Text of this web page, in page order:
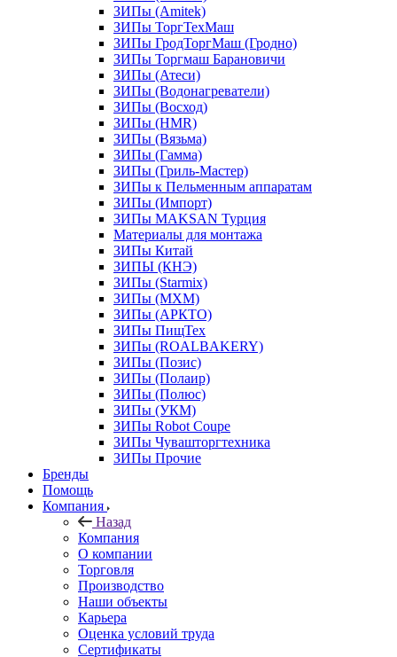
ЗИПы (Amitek)
ЗИПы ТоргТехМаш
ЗИПы ГродТоргМаш (Гродно)
ЗИПы Торгмаш Барановичи
ЗИПы (Атеси)
ЗИПы (Водонагреватели)
ЗИПы (Восход)
ЗИПы (HMR)
ЗИПы (Вязьма)
ЗИПы (Гамма)
ЗИПы (Гриль-Мастер)
ЗИПы к Пельменным аппаратам
ЗИПы (Импорт)
ЗИПы MAKSAN Турция
Материалы для монтажа
ЗИПы Китай
ЗИПЫ (КНЭ)
ЗИПы (Starmix)
ЗИПы (МХМ)
ЗИПы (АРКТО)
ЗИПы ПищТех
ЗИПы (ROALBAKERY)
ЗИПы (Позис)
ЗИПы (Полаир)
ЗИПы (Полюс)
ЗИПы (УКМ)
ЗИПы Robot Coupe
ЗИПы Чувашторгтехника
ЗИПы Прочие
Бренды
Помощь
Компания
Назад
Компания
О компании
Торговля
Производство
Наши объекты
Карьера
Оценка условий труда
Сертификаты